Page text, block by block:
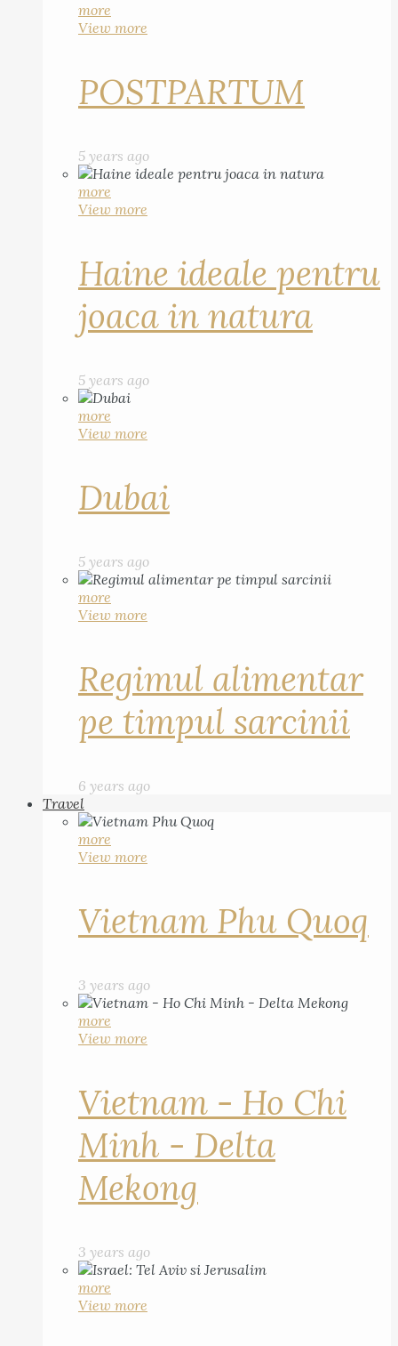
more
View more
POSTPARTUM
5 years ago
more
View more
Haine ideale pentru
joaca in natura
5 years ago
more
View more
Dubai
5 years ago
more
View more
Regimul alimentar
pe timpul sarcinii
6 years ago
Travel
more
View more
Vietnam Phu Quoq
3 years ago
more
View more
Vietnam - Ho Chi
Minh - Delta
Mekong
3 years ago
more
View more